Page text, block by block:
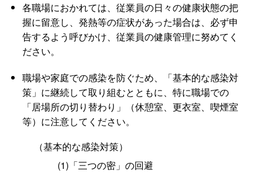
各職場におかれては、従業員の日々の健康状態の把
握に留意し、発熱等の症状があった場合は、必ず申
告するよう呼びかけ、従業員の健康管理に努めてく
ださい。
職場や家庭での感染を防ぐため、「基本的な感染対
策」に継続して取り組むとともに、特に職場での
「居場所の切り替わり」（休憩室、更衣室、喫煙室
等）に注意してください。
（基本的な感染対策）
(1)「三つの密」の回避